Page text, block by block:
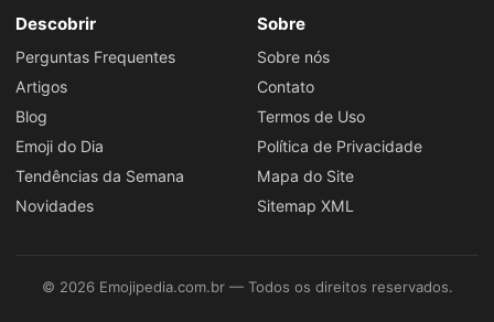
Descobrir
Perguntas Frequentes
Artigos
Blog
Emoji do Dia
Tendências da Semana
Novidades
Sobre
Sobre nós
Contato
Termos de Uso
Política de Privacidade
Mapa do Site
Sitemap XML
© 2026 Emojipedia.com.br — Todos os direitos reservados.